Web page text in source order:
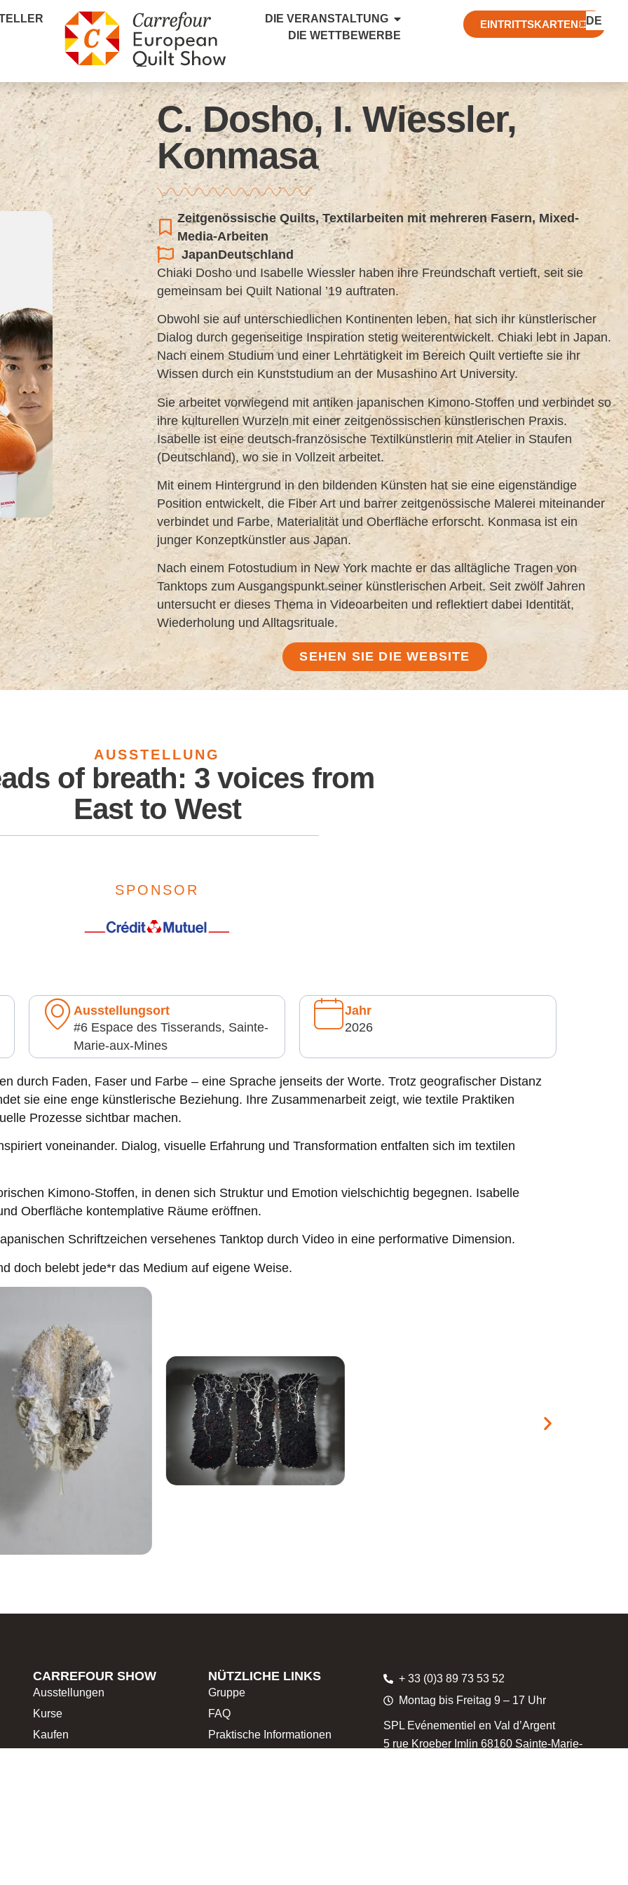
DIE VERANSTALTUNG
DIE WETTBEWERBE
EINTRITTSKARTEN DE
FR
EN
C. Dosho, I. Wiessler,
Konmasa
Zeitgenössische Quilts,Textilarbeiten mit mehreren Fasern, Mixed-
Media-Arbeiten
JapanDeutschland
Chiaki Dosho und Isabelle Wiessler haben ihre Freundschaft vertieft, seit sie
gemeinsam bei Quilt National ’19 auftraten.
Obwohl sie auf unterschiedlichen Kontinenten leben, hat sich ihr künstlerischer
Dialog durch gegenseitige Inspiration stetig weiterentwickelt. Chiaki lebt in Japan.
Nach einem Studium und einer Lehrtätigkeit im Bereich Quilt vertiefte sie ihr
Wissen durch ein Kunststudium an der Musashino Art University.
Sie arbeitet vorwiegend mit antiken japanischen Kimono-Stoffen und verbindet so
ihre kulturellen Wurzeln mit einer zeitgenössischen künstlerischen Praxis.
Isabelle ist eine deutsch-französische Textilkünstlerin mit Atelier in Staufen
(Deutschland), wo sie in Vollzeit arbeitet.
Mit einem Hintergrund in den bildenden Künsten hat sie eine eigenständige
Position entwickelt, die Fiber Art und barrer zeitgenössische Malerei miteinander
verbindet und Farbe, Materialität und Oberfläche erforscht. Konmasa ist ein
junger Konzeptkünstler aus Japan.
Nach einem Fotostudium in New York machte er das alltägliche Tragen von
Tanktops zum Ausgangspunkt seiner künstlerischen Arbeit. Seit zwölf Jahren
untersucht er dieses Thema in Videoarbeiten und reflektiert dabei Identität,
Wiederholung und Alltagsrituale.
SEHEN SIE DIE WEBSITE
AUSSTELLUNG
of breath: 3 voices from
East to West
SPONSOR
Ausstellungsort
#6 Espace des Tisserands, Sainte-
Marie-aux-Mines
Jahr
2026
durch Faden, Faser und Farbe – eine Sprache jenseits der Worte. Trotz geografischer Distanz
sie eine enge künstlerische Beziehung. Ihre Zusammenarbeit zeigt, wie textile Praktiken
Prozesse sichtbar machen.
voneinander. Dialog, visuelle Erfahrung und Transformation entfalten sich im textilen
Kimono-Stoffen, in denen sich Struktur und Emotion vielschichtig begegnen. Isabelle
Oberfläche kontemplative Räume eröffnen.
Schriftzeichen versehenes Tanktop durch Video in eine performative Dimension.
doch belebt jede*r das Medium auf eigene Weise.
CARREFOUR SHOW
Ausstellungen
Kurse
Kaufen
NÜTZLICHE LINKS
Gruppe
FAQ
Praktische Informationen
+ 33 (0)3 89 73 53 52
Montag bis Freitag 9 – 17 Uhr
SPL Evénementiel en Val d’Argent
5 rue Kroeber Imlin 68160 Sainte-Marie-